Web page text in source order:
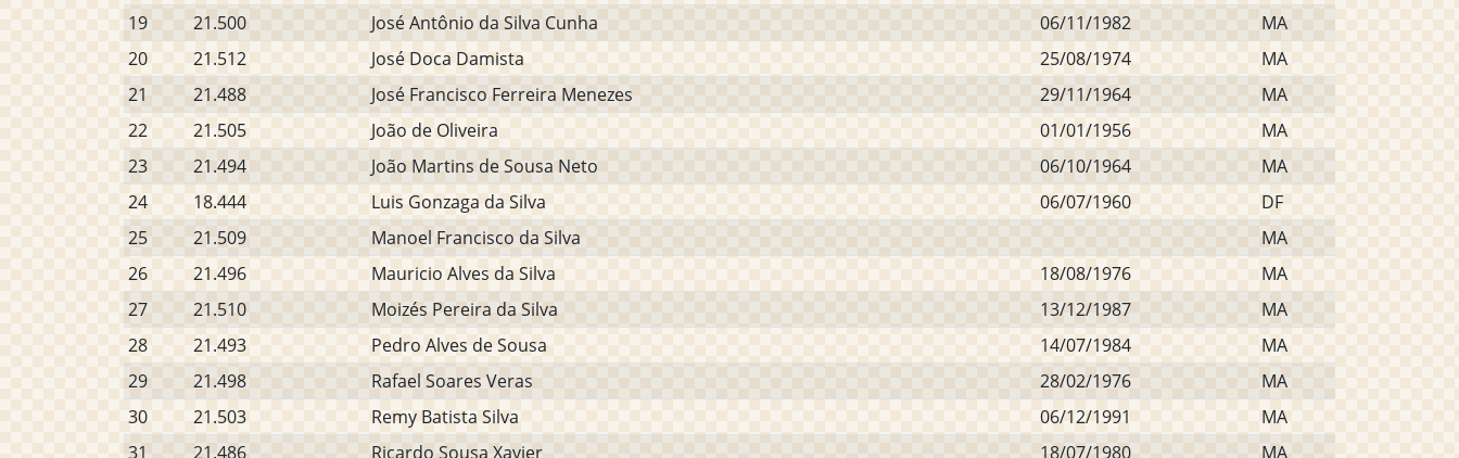
19
21.500 José Antônio da Silva Cunha 06/11/1982
MA
20
21.512 José Doca Damista 25/08/1974
MA
21
21.488 José Francisco Ferreira Menezes 29/11/1964
MA
22
21.505 João de Oliveira 01/01/1956
MA
23
21.494 João Martins de Sousa Neto 06/10/1964
MA
24
18.444 Luis Gonzaga da Silva 06/07/1960
DF
25
21.509 Manoel Francisco da Silva
MA
26
21.496 Mauricio Alves da Silva 18/08/1976
MA
27
21.510 Moizés Pereira da Silva 13/12/1987
MA
28
21.493 Pedro Alves de Sousa 14/07/1984
MA
29
21.498 Rafael Soares Veras 28/02/1976
MA
30
21.503 Remy Batista Silva 06/12/1991
MA
31
21.486 Ricardo Sousa Xavier 18/07/1980 MA